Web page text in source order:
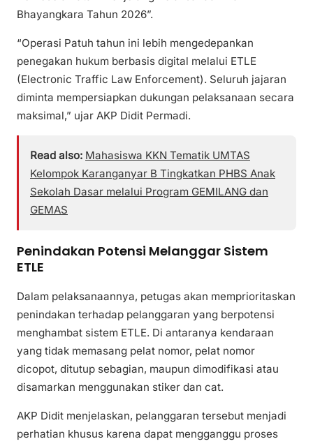
Bhayangkara Tahun 2026”.
“Operasi Patuh tahun ini lebih mengedepankan
penegakan hukum berbasis digital melalui ETLE
(Electronic Traffic Law Enforcement). Seluruh jajaran
diminta mempersiapkan dukungan pelaksanaan secara
maksimal,” ujar AKP Didit Permadi.
Read also: Mahasiswa KKN Tematik UMTAS
Kelompok Karanganyar B Tingkatkan PHBS Anak
Sekolah Dasar melalui Program GEMILANG dan
GEMAS
Penindakan Potensi Melanggar Sistem
ETLE
Dalam pelaksanaannya, petugas akan memprioritaskan
penindakan terhadap pelanggaran yang berpotensi
menghambat sistem ETLE. Di antaranya kendaraan
yang tidak memasang pelat nomor, pelat nomor
dicopot, ditutup sebagian, maupun dimodifikasi atau
disamarkan menggunakan stiker dan cat.
AKP Didit menjelaskan, pelanggaran tersebut menjadi
perhatian khusus karena dapat mengganggu proses